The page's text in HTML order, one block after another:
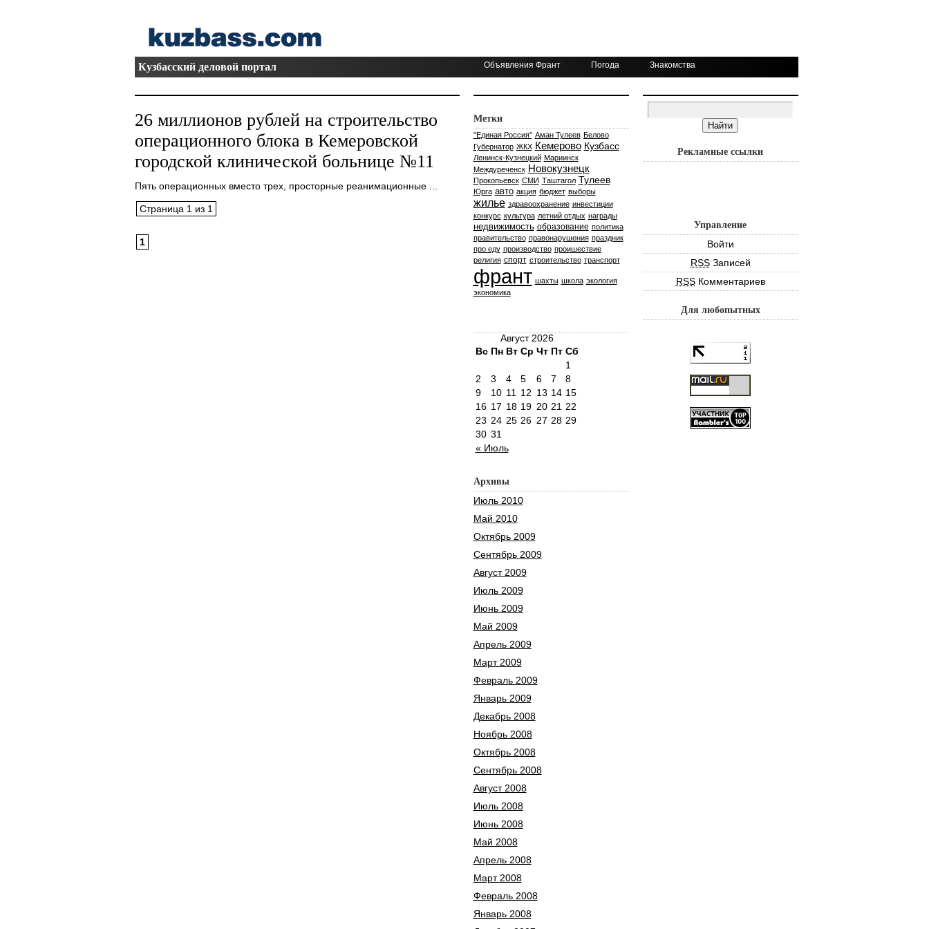
Кузбасский деловой портал Объявления Франт Погода Знакомства
26 миллионов рублей на строительство
операционного блока в Кемеровской
городской клинической больнице №11
Пять операционных вместо трех, просторные реанимационные ...
Страница 1 из 1
1
Метки
"Единая Россия" Аман Тулеев Белово
Губернатор ЖКХ Кемерово Кузбасс
Ленинск-Кузнецкий Мариинск
Междуреченск Новокузнецк
Прокопьевск СМИ Таштагол Тулеев
Юрга авто акция бюджет выборы
жилье здравоохранение инвестиции
конкурс культура летний отдых награды
недвижимость образование политика
правительство правонарушения праздник
про еду производство проишествие
религия спорт строительство транспорт
франт шахты школа экология
экономика
Август 2026
Вс Пн Вт Ср Чт Пт Сб
« Июль
1
2
3 4 5 6 7
8
9
10 11 12 13 14 15
16 17 18 19 20 21 22
23 24 25 26 27 28 29
30 31
Архивы
Июль 2010
Май 2010
Октябрь 2009
Сентябрь 2009
Август 2009
Июль 2009
Июнь 2009
Май 2009
Апрель 2009
Март 2009
Февраль 2009
Январь 2009
Декабрь 2008
Ноябрь 2008
Октябрь 2008
Сентябрь 2008
Август 2008
Июль 2008
Июнь 2008
Май 2008
Апрель 2008
Март 2008
Февраль 2008
Январь 2008
Рекламные ссылки
Управление
Войти
RSSЗаписей
RSSКомментариев
Для любопытных